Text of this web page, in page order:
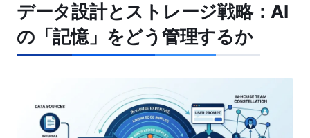
データ設計とストレージ戦略：AI
の「記憶」をどう管理するか